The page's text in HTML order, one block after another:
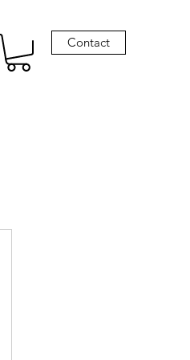
Contact